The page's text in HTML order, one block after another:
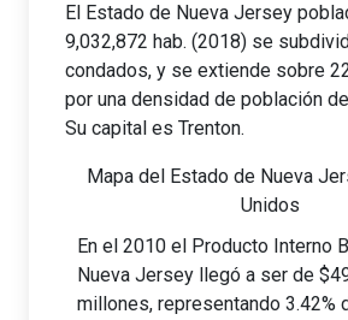
El Estado de Nueva Jersey
9,032,872 hab. (2018) se
condados, y se extiende sobre
por una densidad de población
Su capital es Trenton.
Mapa del Estado de Nueva
Unidos
En el 2010 el Producto Interno
Nueva Jersey llegó a ser de
millones, representando 3.42%